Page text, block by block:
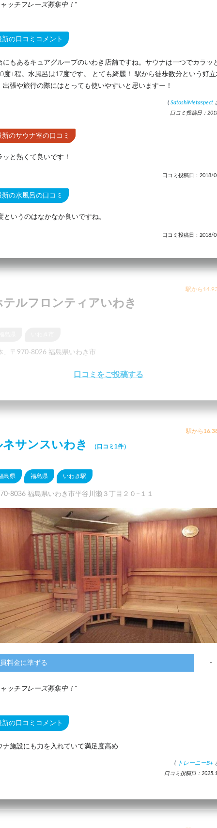
ッチフレーズ募集中！
新の口コミコメント
にもあるキュアグループのいわき店舗ですね。サウナは一つでカラッ
度+程。水風呂は17度です。 とても綺麗！ 駅から徒歩数分という好
出張や旅行の際にはとっても使いやすいと思いますー！
( SatoshiMetaspect
口コミ投稿日：
新のサウナ室の口コミ
ッと熱くて良いです！
口コミ投稿日：2018/
新の水風呂の口コミ
というのはなかなか良いですね。
口コミ投稿日：2018/
駅から
テルフロンティアいわき
、〒970-8026 福島県いわき市
口コミをご投稿する
駅から
ネサンスいわき （口コミ1件）
島県 福島県 いわき駅
8036 福島県いわき市平谷川瀬３丁目２０−１１
料金に準ずる -
ッチフレーズ募集中！
新の口コミコメント
ナ施設にも力を入れていて満足度高め
( トレーニーB+
口コミ投稿日：